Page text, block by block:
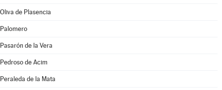
Oliva de Plasencia
Palomero
Pasarón de la Vera
Pedroso de Acim
Peraleda de la Mata